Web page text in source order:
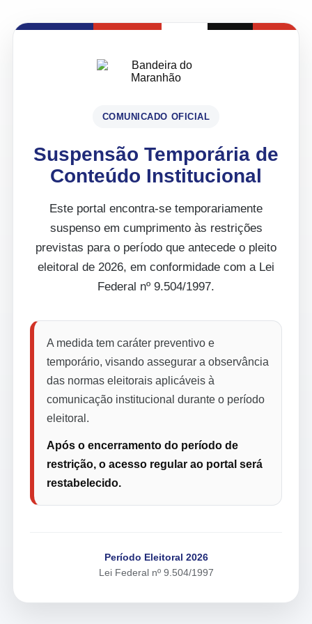
COMUNICADO OFICIAL
Suspensão Temporária de
Conteúdo Institucional
Este portal encontra-se temporariamente
suspenso em cumprimento às restrições
previstas para o período que antecede o pleito
eleitoral de 2026, em conformidade com a Lei
Federal nº 9.504/1997.
A medida tem caráter preventivo e
temporário, visando assegurar a observância
das normas eleitorais aplicáveis à
comunicação institucional durante o período
eleitoral.
Após o encerramento do período de
restrição, o acesso regular ao portal será
restabelecido.
Período Eleitoral 2026
Lei Federal nº 9.504/1997